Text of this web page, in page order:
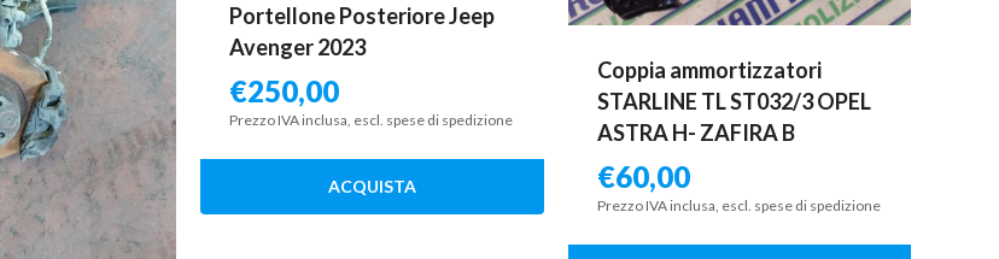
Portellone Posteriore Jeep
Avenger 2023
€250,00
Prezzo IVA inclusa, escl. spese di spedizione
ACQUISTA
Coppia ammortizzatori
STARLINE TL ST032/3 OPEL
ASTRA H- ZAFIRA B
€60,00
Prezzo IVA inclusa, escl. spese di spedizione